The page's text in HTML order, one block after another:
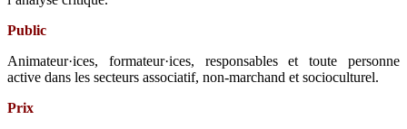
Public
Animateur·ices, formateur·ices, responsables et toute personne
active dans les secteurs associatif, non-marchand et socioculturel.
Prix